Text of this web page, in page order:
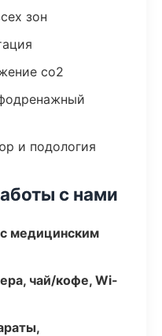
зон
co2
и подология
с нами
медицинским
чай/кофе, Wi-